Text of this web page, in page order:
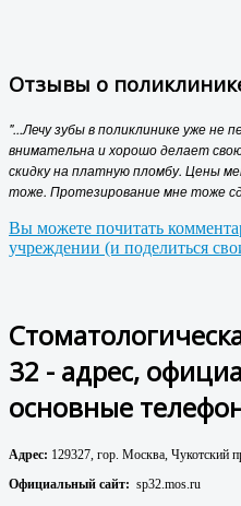
Отзывы о
"...Лечу зубы в поликлинике уже не
внимательна и хорошо делает
скидку на платную пломбу. Цены
тоже. Протезирование мне тоже
Вы можете почитать
учреждении (и поделиться
32 - адрес,
основные
Адрес: 129327, гор. Москва, Чукотский
Официальный сайт: sp32.mos.ru